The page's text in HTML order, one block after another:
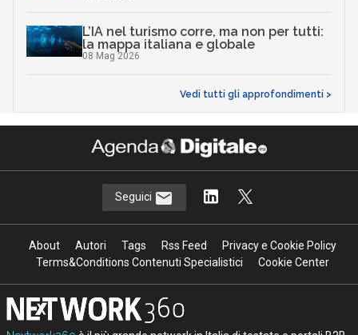
L’IA nel turismo corre, ma non per tutti:
la mappa italiana e globale
08 Mag 2026
Vedi tutti gli approfondimenti >
Seguici
About Autori Tags Rss Feed
Privacy e Cookie Policy
Terms&Conditions Contenuti Specialistici
Cookie Center